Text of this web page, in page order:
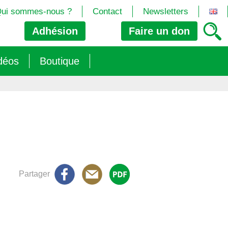
Adhésion Faire un don
sommes-nous ? Contact Newsletters
26)
» s’imposent aux législateurs européens ?
Boutique
Partager